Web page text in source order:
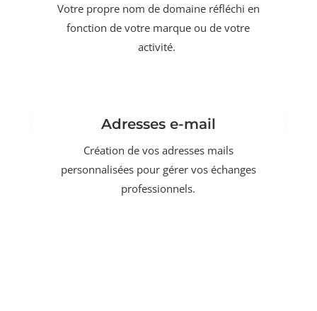
Votre propre nom de domaine réfléchi en
fonction de votre marque ou de votre
activité.
Adresses e-mail
Création de vos adresses mails
personnalisées pour gérer vos échanges
professionnels.